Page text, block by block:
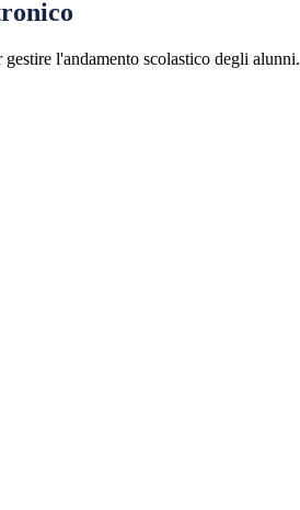
l'andamento scolastico degli alunni.